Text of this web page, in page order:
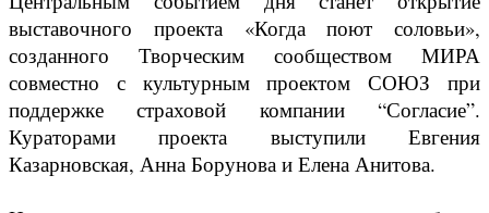
выставочного проекта «Когда поют соловьи»,
созданного Творческим сообществом МИРА
совместно с культурным проектом СОЮЗ при
поддержке страховой компании “Согласие”.
Кураторами проекта выступили Евгения
Казарновская, Анна Борунова и Елена Анитова.